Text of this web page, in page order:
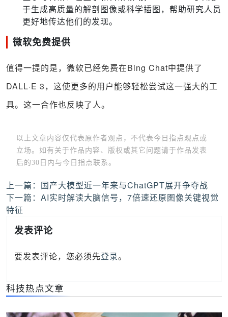
于生成高质量的解剖图像或科学插图，帮助研究人员
更好地传达他们的发现。
微软免费提供
值得一提的是，微软已经免费在Bing Chat中提供了
DALL·E 3，这使更多的用户能够轻松尝试这一强大的工
具。这一合作也反映了人。
以上文章内容仅代表原作者观点，不代表今日指点观点或
立场。如有关于作品内容、版权或其它问题请于作品发表
后的30日内与今日指点联系。
文
章
导
航
上一篇： 国产大模型近一年来与ChatGPT展开争夺战
下一篇： AI实时解读大脑信号，7倍速还原图像关键视觉
特征
发表评论
要发表评论，您必须先登录。
科技热点文章